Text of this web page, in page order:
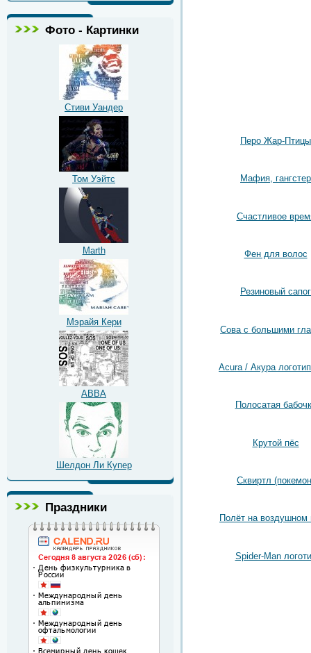
Фото - Картинки
Стиви Уандер
Том Уэйтс
Marth
Мэрайя Кери
ABBA
Шелдон Ли Купер
Праздники
Перо Жар-Птицы
Мафия, гангстер
Счастливое
Фен для волос
Резиновый сапог
Сова с большими
Acura / Акура
Полосатая
Крутой пёс
Сквиртл
Полёт на воздушном
Spider-Man